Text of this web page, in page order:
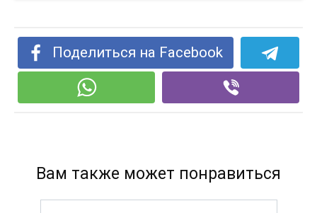
Поделиться на Facebook
Вам также может понравиться